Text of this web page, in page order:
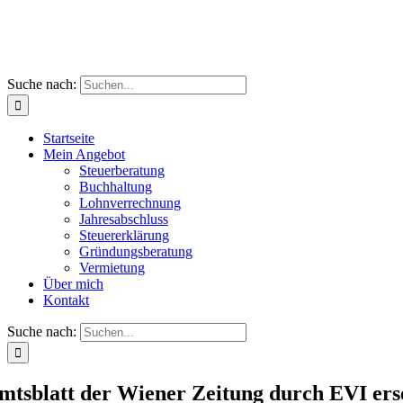
Suche nach:
Startseite
Mein Angebot
Steuerberatung
Buchhaltung
Lohnverrechnung
Jahresabschluss
Steuererklärung
Gründungsberatung
Vermietung
Über mich
Kontakt
Suche nach:
der Wiener Zeitung durch EVI